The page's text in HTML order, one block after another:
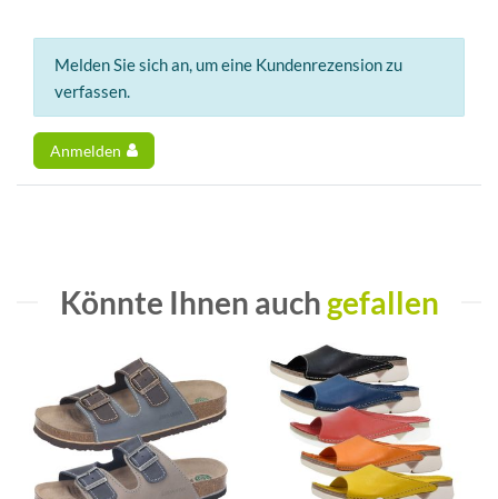
Melden Sie sich an, um eine Kundenrezension zu
verfassen.
Anmelden
Könnte Ihnen auch gefallen